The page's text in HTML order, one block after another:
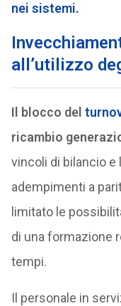
nei sistemi.
I
all’utilizzo
Il blocco del
ricambio
vincoli di bilancio e
adempimenti a
limitato le
di una formazione
tempi.
Il personale in